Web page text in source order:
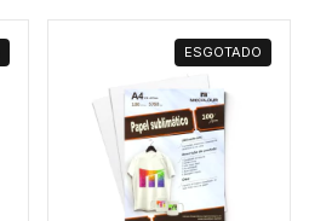
ESGOTADO